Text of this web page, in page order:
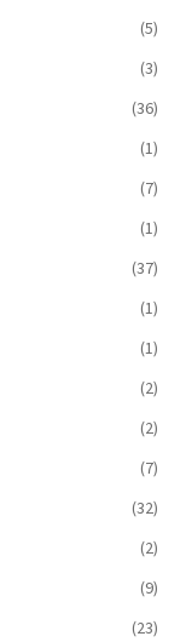
(5)
(3)
(36)
(1)
(7)
(1)
(37)
(1)
(1)
(2)
(2)
(7)
(32)
(2)
(9)
(23)